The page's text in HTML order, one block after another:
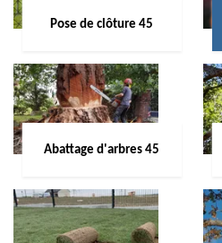
Pose de clôture 45
Abattage d'arbres 45